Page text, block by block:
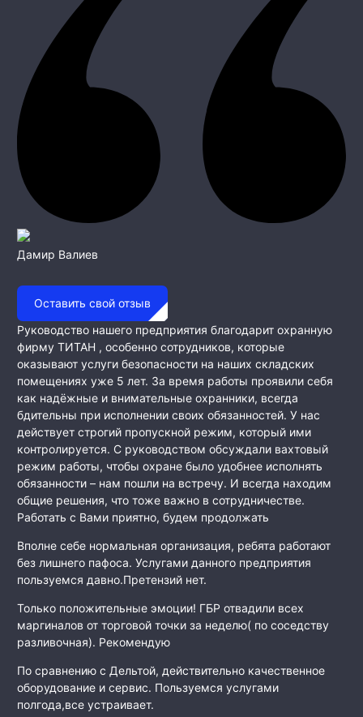
Дамир Валиев
Оставить свой отзыв
Руководство нашего предприятия благодарит охранную
фирму ТИТАН , особенно сотрудников, которые
оказывают услуги безопасности на наших складских
помещениях уже 5 лет. За время работы проявили себя
как надёжные и внимательные охранники, всегда
бдительны при исполнении своих обязанностей. У нас
действует строгий пропускной режим, который ими
контролируется. С руководством обсуждали вахтовый
режим работы, чтобы охране было удобнее исполнять
обязанности – нам пошли на встречу. И всегда находим
общие решения, что тоже важно в сотрудничестве.
Работать с Вами приятно, будем продолжать
Вполне себе нормальная организация, ребята работают
без лишнего пафоса. Услугами данного предприятия
пользуемся давно.Претензий нет.
Только положительные эмоции! ГБР отвадили всех
маргиналов от торговой точки за неделю( по соседству
разливочная). Рекомендую
По сравнению с Дельтой, действительно качественное
оборудование и сервис. Пользуемся услугами
полгода,все устраивает.